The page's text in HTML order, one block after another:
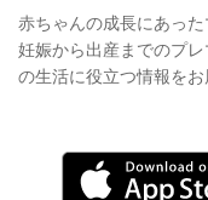
赤ちゃんの成長にあっ
妊娠から出産までのプ
の生活に役立つ情報をお